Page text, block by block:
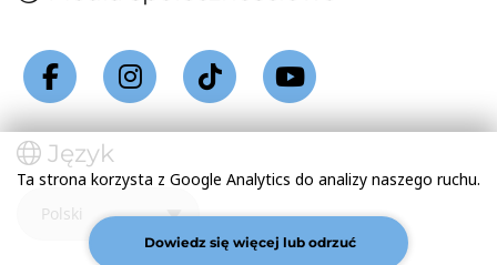
Język
Ta strona korzysta z Google Analytics do analizy naszego ruchu.
Dowiedz się więcej lub odrzuć